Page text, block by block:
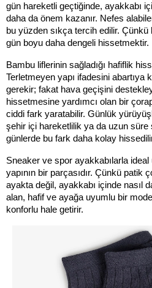
gün hareketli geçtiğinde, ayakkabı
daha da önem kazanır. Nefes
bu yüzden sıkça tercih edilir. Çünkü
gün boyu daha dengeli hissetmektir.
Bambu liflerinin sağladığı hafiflik
Terletmeyen yapı ifadesini abartıya
gerekir; fakat hava geçişini
hissetmesine yardımcı olan bir
ciddi fark yaratabilir. Günlük
şehir içi hareketlilik ya da uzun süre
günlerde bu fark daha kolay
Sneaker ve spor ayakkabılarla
yapının bir parçasıdır. Çünkü patik
ayakta değil, ayakkabı içinde nasıl
alan, hafif ve ayağa uyumlu bir
konforlu hale getirir.